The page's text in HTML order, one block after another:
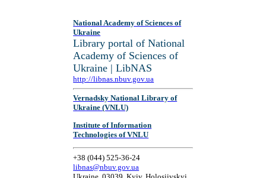
National Academy of Sciences of
Ukraine
Library portal of National
Academy of Sciences of
Ukraine | LibNAS
http://libnas.nbuv.gov.ua
Vernadsky National Library of
Ukraine (VNLU)
Institute of Information
Technologies of VNLU
+38 (044) 525-36-24
libnas@nbuv.gov.ua